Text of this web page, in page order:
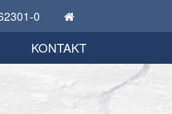
0
KONTAKT